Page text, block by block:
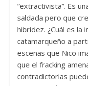
“extractivista”. Es
saldada pero que
hibridez. ¿Cuál es la
catamarqueño a
escenas que Nico
que el fracking
contradictorias